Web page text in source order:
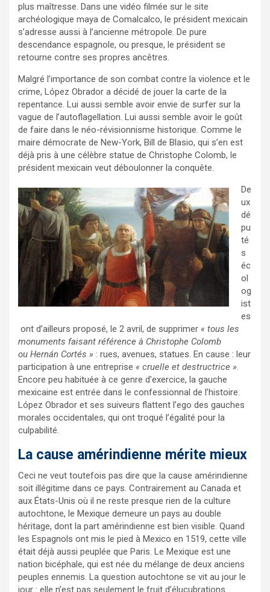
plus maîtresse. Dans une vidéo filmée sur le site
archéologique maya de Comalcalco, le président mexicain
s’adresse aussi à l’ancienne métropole. De pure
descendance espagnole, ou presque, le président se
retourne contre ses propres ancêtres.
Malgré l’importance de son combat contre la violence et le
crime, López Obrador a décidé de jouer la carte de la
repentance. Lui aussi semble avoir envie de surfer sur la
vague de l’autoflagellation. Lui aussi semble avoir le goût
de faire dans le néo-révisionnisme historique. Comme le
maire démocrate de New-York, Bill de Blasio, qui s’en est
déjà pris à une célèbre statue de Christophe Colomb, le
président mexicain veut déboulonner la conquête.
De
ux
dé
pu
té
s
éc
ol
og
ist
es
ont d’ailleurs proposé, le 2 avril, de supprimer « tous les
monuments faisant référence à Christophe Colomb
ou Hernán Cortés » : rues, avenues, statues. En cause : leur
participation à une entreprise « cruelle et destructrice ».
Encore peu habituée à ce genre d’exercice, la gauche
mexicaine est entrée dans le confessionnal de l’histoire.
López Obrador et ses suiveurs flattent l’ego des gauches
morales occidentales, qui ont troqué l’égalité pour la
culpabilité.
La cause amérindienne mérite mieux
Ceci ne veut toutefois pas dire que la cause amérindienne
soit illégitime dans ce pays. Contrairement au Canada et
aux États-Unis où il ne reste presque rien de la culture
autochtone, le Mexique demeure un pays au double
héritage, dont la part amérindienne est bien visible. Quand
les Espagnols ont mis le pied à Mexico en 1519, cette ville
était déjà aussi peuplée que Paris. Le Mexique est une
nation bicéphale, qui est née du mélange de deux anciens
peuples ennemis. La question autochtone se vit au jour le
jour : elle n’est pas seulement le fruit d’élucubrations